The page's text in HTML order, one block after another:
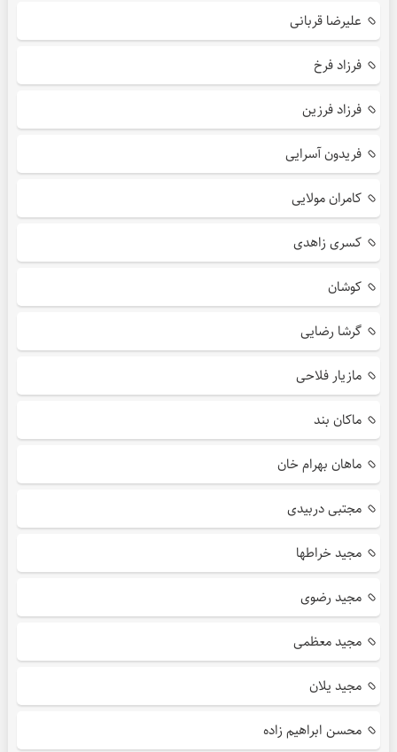
علیرضا قربانی
فرزاد فرخ
فرزاد فرزین
فریدون آسرایی
کامران مولایی
کسری زاهدی
کوشان
گرشا رضایی
مازیار فلاحی
ماکان بند
ماهان بهرام خان
مجتبی دربیدی
مجید خراطها
مجید رضوی
مجید معظمی
مجید یلان
محسن ابراهیم زاده